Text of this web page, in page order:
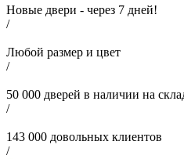
Новые двери - через 7 дней!
/
Любой размер и цвет
/
50 000 дверей в наличии на
/
143 000 довольных клиентов
/